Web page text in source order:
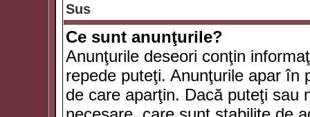
Sus
Ce sunt anunţurile?
Anunţurile deseori conţin
repede puteţi. Anunţurile apar în
de care aparţin. Dacă puteţi sau